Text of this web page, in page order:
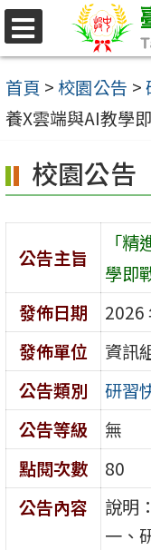
跳
至
主
要
容
區
首頁 >校園公告 >
養X雲端與AI教學
校園公告
公告主旨
「
學即
發佈日期
2026
發佈單位
資訊
公告類別
研習
公告等級
無
點閱次數
80
公告內容
說明：
一、
選
單